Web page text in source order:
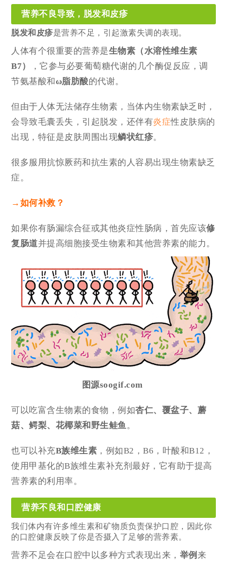
营养不良导致，脱发和皮疹
脱发和皮疹是营养不足，引起激素失调的表现。
人体有个很重要的营养是生物素（水溶性维生素
B7）
，它参与必要葡萄糖代谢的几个酶促反应，调
节氨基酸和ω脂肪酸的代谢。
但由于人体无法储存生物素，当体内生物素缺乏时，
会导致毛囊丢失，引起脱发，还伴有炎症性皮肤病的
出现，特征是皮肤周围出现鳞状红疹。
很多服用抗惊厥药和抗生素的人容易出现生物素缺乏
症。
→如何补救？
如果你有肠漏综合征或其他炎症性肠病，首先应该修
复肠道并提高细胞接受生物素和其他营养素的能力。
图源soogif.com
可以吃富含生物素的食物，例如杏仁、覆盆子、蘑
菇、鳄梨、花椰菜和野生鲑鱼。
也可以补充B族维生素 ，例如B2，B6，叶酸和B12，
使用甲基化的B族维生素补充剂最好，它有助于提高
营养素的利用率。
营养不良和口腔健康
我们体内有许多维生素和矿物质负责保护口腔，因此你
的口腔健康反映了你是否摄入了足够的营养素。
营养不足会在口腔中以多种方式表现出来， 举例 来